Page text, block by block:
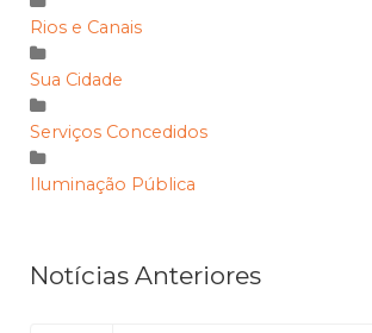
Rios e Canais
Sua Cidade
Serviços Concedidos
Iluminação Pública
Notícias Anteriores